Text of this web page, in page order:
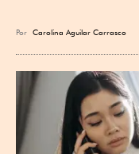
Por Carolina Aguilar Carrasco